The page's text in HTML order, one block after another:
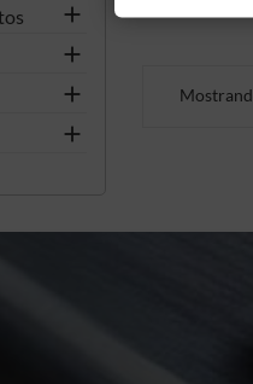



